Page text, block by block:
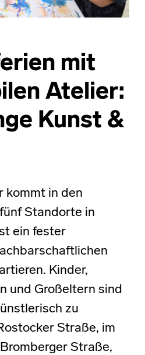
mit
Atelier:
Kunst &
kommt in den
Standorte in
ein fester
Kinder,
und Großeltern sind
zu
Straße, im
Straße,